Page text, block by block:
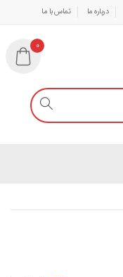
درباره ما تماس با ما
0